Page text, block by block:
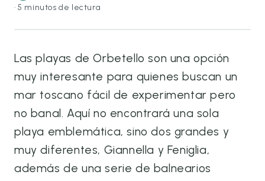
·5 minutos de lectura
Las playas de Orbetello son una opción
muy interesante para quienes buscan un
mar toscano fácil de experimentar pero
no banal. Aquí no encontrará una sola
playa emblemática, sino dos grandes y
muy diferentes, Giannella y Feniglia,
además de una serie de balnearios